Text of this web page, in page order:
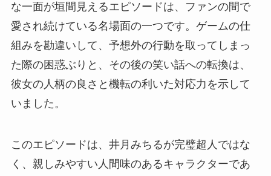
な一面が垣間見えるエピソードは、ファンの間で
愛され続けている名場面の一つです。ゲームの仕
組みを勘違いして、予想外の行動を取ってしまっ
た際の困惑ぶりと、その後の笑い話への転換は、
彼女の人柄の良さと機転の利いた対応力を示して
いました。
このエピソードは、井月みちるが完璧超人ではな
く、親しみやすい人間味のあるキャラクターであ